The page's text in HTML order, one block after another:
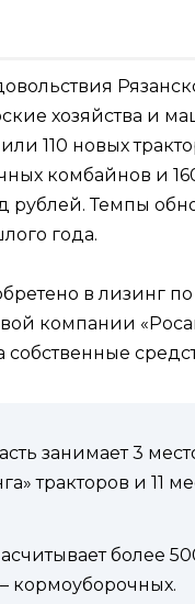
хозяйства и
110 новых
комбайнов и
рублей. Темпы
года.
в лизинг
компании
занимает 3
тракторов и 11
более
кормоуборочных.